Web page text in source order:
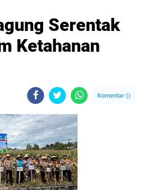
Serentak
Ketahanan
Komentar ()